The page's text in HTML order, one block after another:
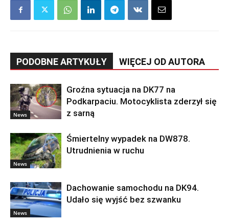
PODOBNE ARTYKUŁY WIĘCEJ OD AUTORA
News
Groźna sytuacja na DK77 na
Podkarpaciu. Motocyklista zderzył się
z sarną
News
Śmiertelny wypadek na DW878.
Utrudnienia w ruchu
News
Dachowanie samochodu na DK94.
Udało się wyjść bez szwanku